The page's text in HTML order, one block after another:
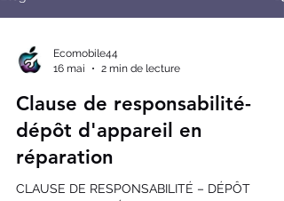
Ecomobile44
16 mai
2 min de lecture
Clause de responsabilité-
dépôt d'appareil en
réparation
CLAUSE DE RESPONSABILITÉ – DÉPÔT